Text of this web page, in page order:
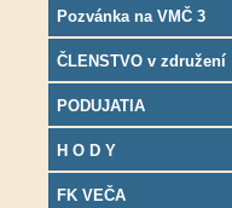
Pozvánka na VMČ 3
ČLENSTVO v združení
PODUJATIA
H O D Y
FK VEČA